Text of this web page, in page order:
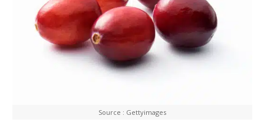
Source : Gettyimages